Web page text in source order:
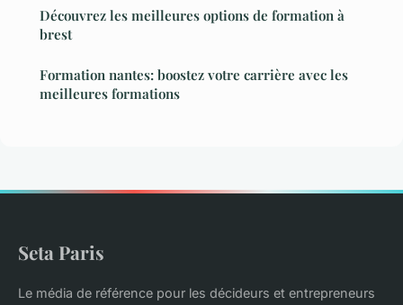
Découvrez les meilleures options de formation à
brest
Formation nantes: boostez votre carrière avec les
meilleures formations
Seta Paris
Le média de référence pour les décideurs et entrepreneurs